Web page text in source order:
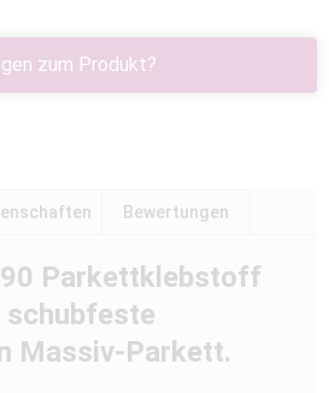
zum Produkt?
Bewertungen
Parkettklebstoff
schubfeste
Massiv-Parkett.